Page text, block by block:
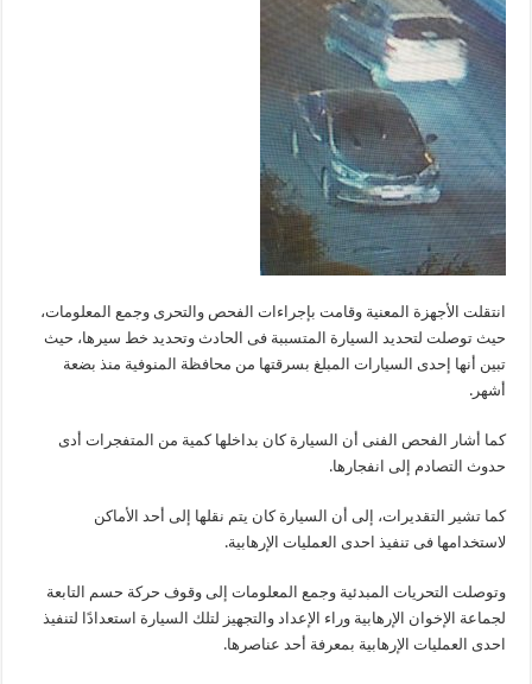
انتقلت الأجهزة المعنية وقامت بإجراءات الفحص والتحرى وجمع المعلومات،
حيث توصلت لتحديد السيارة المتسببة فى الحادث وتحديد خط سيرها، حيث
تبين أنها إحدى السيارات المبلغ بسرقتها من محافظة المنوفية منذ بضعة
أشهر.
كما أشار الفحص الفنى أن السيارة كان بداخلها كمية من المتفجرات أدى
حدوث التصادم إلى انفجارها.
كما تشير التقديرات، إلى أن السيارة كان يتم نقلها إلى أحد الأماكن
لاستخدامها فى تنفيذ احدى العمليات الإرهابية.
وتوصلت التحريات المبدئية وجمع المعلومات إلى وقوف حركة حسم التابعة
لجماعة الإخوان الإرهابية وراء الإعداد والتجهيز لتلك السيارة استعدادًا لتنفيذ
احدى العمليات الإرهابية بمعرفة أحد عناصرها.